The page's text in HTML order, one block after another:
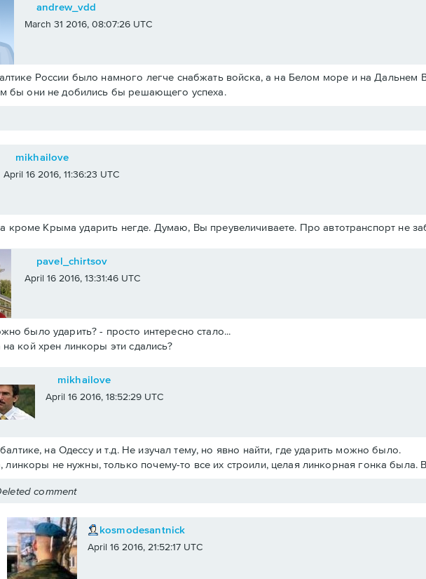
andrew_vdd
March 31 2016, 08:07:26 UTC
России было намного легче снабжать войска, а на Белом море и на Дальнем
бы они не добились бы решающего успеха.
mikhailove
April 16 2016, 11:36:23 UTC
кроме Крыма ударить негде. Думаю, Вы преувеличиваете. Про автотранспорт не
pavel_chirtsov
April 16 2016, 13:31:46 UTC
было ударить? - просто интересно стало...
на кой хрен линкоры эти сдались?
mikhailove
April 16 2016, 18:52:29 UTC
на Одессу и т.д. Не изучал тему, но явно найти, где ударить можно было.
линкоры не нужны, только почему-то все их строили, целая линкорная гонка была.
comment
kosmodesantnick
April 16 2016, 21:52:17 UTC